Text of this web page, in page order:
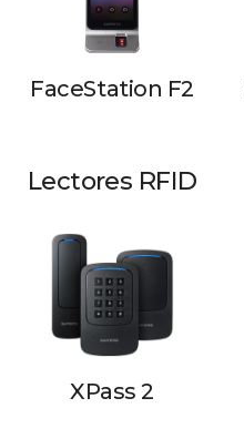
FaceStation F2
Lectores RFID
XPass 2